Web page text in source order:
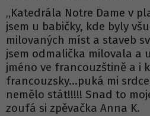
„Katedrála Notre Dame v
jsem u babičky, kde byly
milovaných míst a staveb
jsem odmalička milovala a
jméno ve francouzštině a i
francouzsky...puká mi
nemělo stát!!!!! Snad to
zoufá si zpěvačka Anna K.